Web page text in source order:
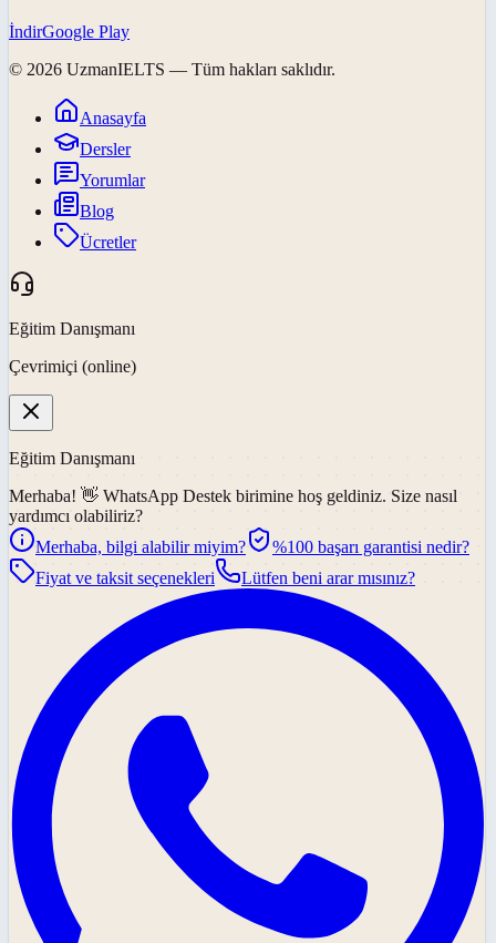
İndirGoogle Play
© 2026 UzmanIELTS — Tüm hakları saklıdır.
Anasayfa
Dersler
Yorumlar
Blog
Ücretler
Eğitim Danışmanı
Çevrimiçi (online)
Eğitim Danışmanı
Merhaba! 👋 WhatsApp Destek birimine hoş geldiniz. Size nasıl
yardımcı olabiliriz?
Merhaba, bilgi alabilir miyim?
%100 başarı garantisi nedir?
Fiyat ve taksit seçenekleri
Lütfen beni arar mısınız?